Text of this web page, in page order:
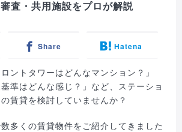
査・共用施設をプロが解説
Share Hatena
ントタワーはどんなマンション？」
基準はどんな感じ？」など、ステーショ
賃貸を検討していませんか？
多くの賃貸物件をご紹介してきました